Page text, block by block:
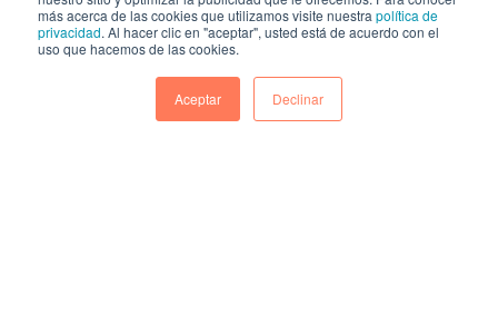
más acerca de las cookies que utilizamos visite nuestra política de
privacidad. Al hacer clic en "aceptar", usted está de acuerdo con el
uso que hacemos de las cookies.
Aceptar Declinar